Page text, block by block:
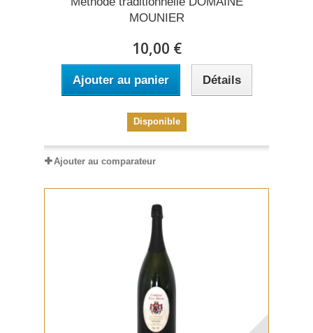
MOUNIER
10,00 €
Ajouter au panier Détails
Disponible
Ajouter au comparateur